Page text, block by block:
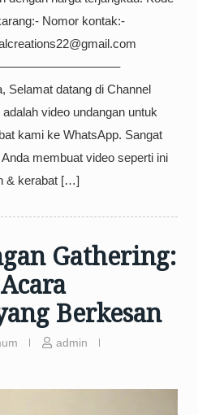
Nomor kontak:-
datang di Channel
video undangan untuk
kami ke WhatsApp. Sangat
membuat video seperti ini
& kerabat […]
Gathering:
Berkesan
admin